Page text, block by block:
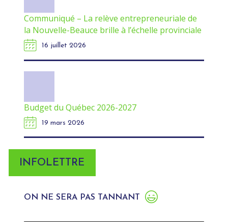
Communiqué – La relève entrepreneuriale de
la Nouvelle-Beauce brille à l’échelle provinciale
16 juillet 2026
Budget du Québec 2026-2027
19 mars 2026
INFOLETTRE
ON NE SERA PAS TANNANT